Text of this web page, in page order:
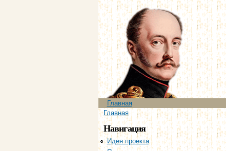
Главное меню
Главная
Вы здесь
Главная
Навигация
Идея проекта